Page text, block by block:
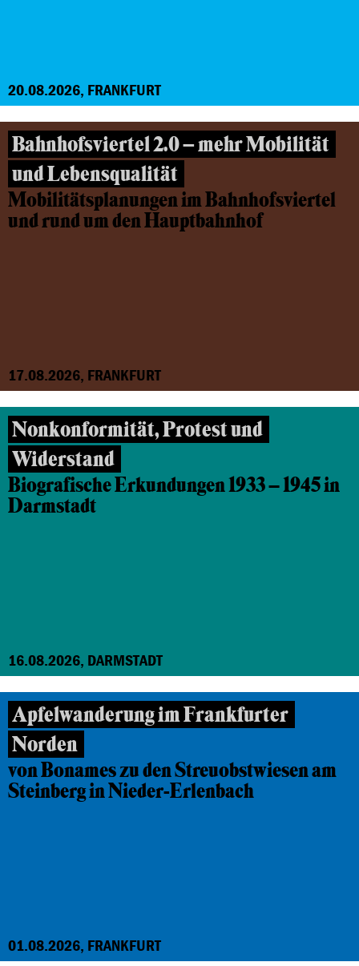
20.08.2026, FRANKFURT
Bahnhofsviertel 2.0 – mehr Mobilität
und Lebensqualität
Mobilitätsplanungen im Bahnhofsviertel
und rund um den Hauptbahnhof
17.08.2026, FRANKFURT
Nonkonformität, Protest und
Widerstand
Biografische Erkundungen 1933 – 1945 in
Darmstadt
16.08.2026, DARMSTADT
Apfelwanderung im Frankfurter
Norden
von Bonames zu den Streuobstwiesen am
Steinberg in Nieder-Erlenbach
01.08.2026, FRANKFURT